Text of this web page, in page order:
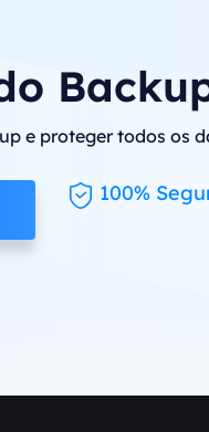
e proteger todos os
100%